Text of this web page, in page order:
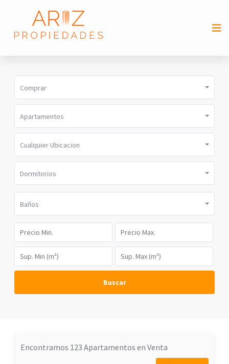
Comprar
Apartamentos
Cualquier Ubicacion
Dormitorios
Baños
Buscar
Encontramos 123 Apartamentos en Venta